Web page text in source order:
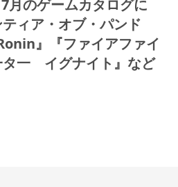
のゲームカタログに
ティア・オブ・パンド
』『ファイアファイ
タ一 イグナイト』など